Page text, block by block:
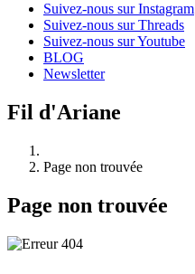
Suivez-nous sur Instagram
Suivez-nous sur Threads
Suivez-nous sur Youtube
BLOG
Newsletter
Fil d'Ariane
Page non trouvée
Page non trouvée